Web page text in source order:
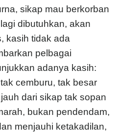
sikap mau berkorban
dibutuhkan, akan
kasih tidak ada
pelbagai
adanya kasih:
cemburu, tak besar
dari sikap tak sopan
bukan pendendam,
menjauhi ketakadilan,